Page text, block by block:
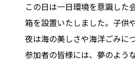
この日は一日環境を意識した
箱を設置いたしました。子供
夜は海の美しさや海洋ごみに
参加者の皆様には、夢のよう